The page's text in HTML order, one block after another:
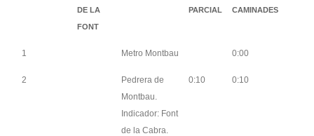
DE LA
FONT
PARCIAL
CAMINADES
1 Metro Montbau 0:00
2
Pedrera de
Montbau.
Indicador: Font
de la Cabra.
0:10 0:10